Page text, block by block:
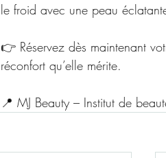
le froid avec une peau
👉 Réservez dès maintenant
réconfort qu’elle mérite.
📍 MJ Beauty – Institut de